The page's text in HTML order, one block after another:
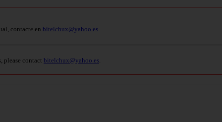
contacte en bitelchux@yahoo.es.
contact bitelchux@yahoo.es.